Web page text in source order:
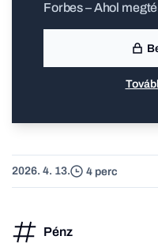
Forbes – Ahol
2026. 4. 13. 4 perc
Pénz